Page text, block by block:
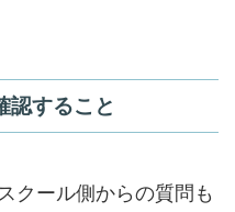
認すること
クール側からの質問も